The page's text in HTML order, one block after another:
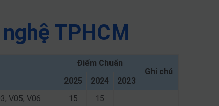
TPHCM
Điểm Chuẩn
Ghi chú
2025
2024
2023
V05; V06 15
15